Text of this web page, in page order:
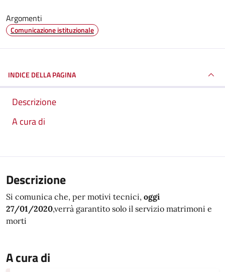
Argomenti
Comunicazione istituzionale
INDICE DELLA PAGINA
Descrizione
A cura di
Descrizione
Si comunica che, per motivi tecnici, oggi
27/01/2020,verrà garantito solo il servizio matrimoni e
morti
A cura di